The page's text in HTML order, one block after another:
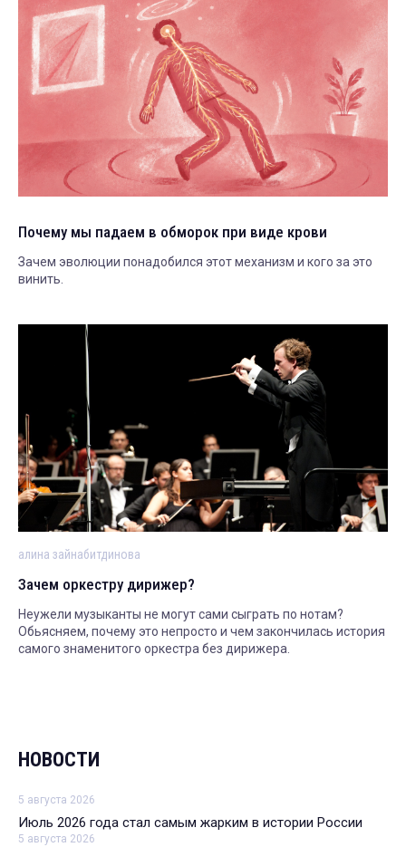
Почему мы падаем в обморок при виде крови
Зачем эволюции понадобился этот механизм и кого за это
винить.
алина зайнабитдинова
Зачем оркестру дирижер?
Неужели музыканты не могут сами сыграть по нотам?
Обьясняем, почему это непросто и чем закончилась история
самого знаменитого оркестра без дирижера.
НОВОСТИ
5 августа 2026
Июль 2026 года стал самым жарким в истории России
5 августа 2026